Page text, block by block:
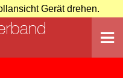
Gerät drehen.